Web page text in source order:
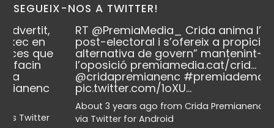
SEGUEIX-NOS A TWITTER!
RT@PremiaMedia_Crida anima l’escenari
post-electoral i s’ofereix a propiciar “una
alternativa de govern” mantenint-se a
l’oposició premiamedia.cat/crid…
@cridapremianenc #premiademar
pic.twitter.com/1oXU…
About 3 years agofromCrida Premianenca's Twitter
viaTwitter for Android